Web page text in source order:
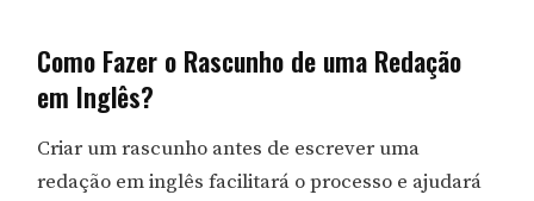
Como Fazer o Rascunho de uma Redação
em Inglês?
Criar um rascunho antes de escrever uma
redação em inglês facilitará o processo e ajudará